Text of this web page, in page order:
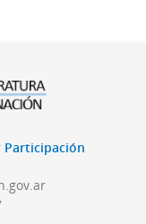
Participación